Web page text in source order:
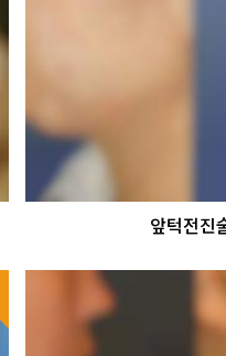
앞턱전진